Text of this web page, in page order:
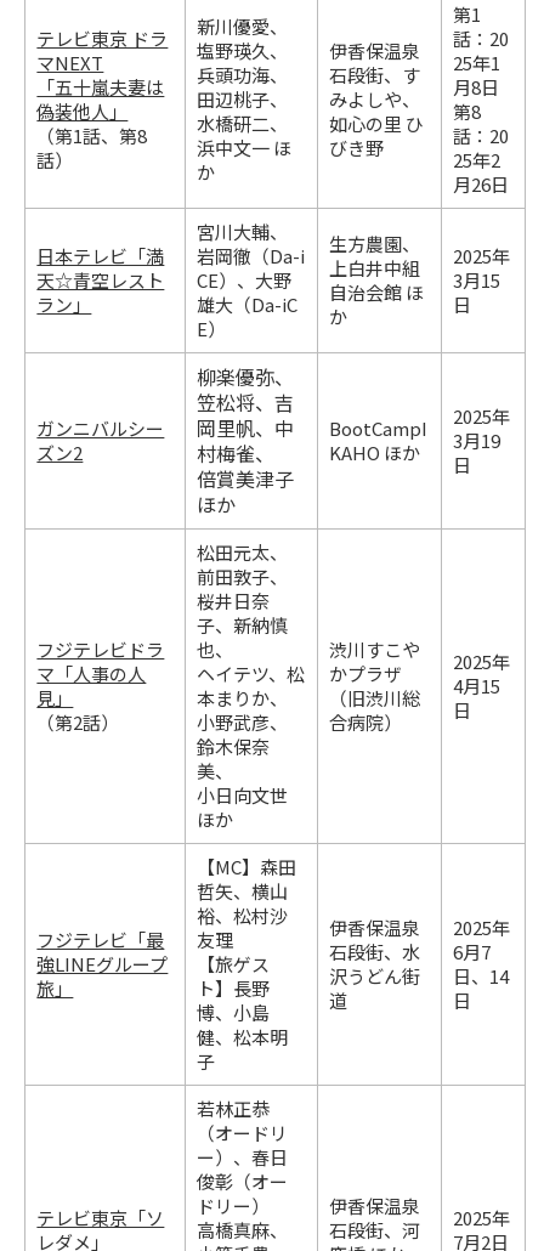
テレビ東京 ドラ
マNEXT
「五十嵐夫妻は
偽装他人」
（第1話、第8
話）
新川優愛、
塩野瑛久、
兵頭功海、
田辺桃子、
水橋研二、
浜中文一 ほ
か
伊香保温泉
石段街、す
みよしや、
如心の里 ひ
びき野
第1
話：20
25年1
月8日
第8
話：20
25年2
月26日
日本テレビ「満
天☆青空レスト
ラン」
宮川大輔、
岩岡徹（Da-i
CE）、大野
雄大（Da-iC
E）
生方農園、
上白井中組
自治会館 ほ
か
2025年
3月15
日
ガンニバルシー
ズン2
柳楽優弥、
笠松将、吉
岡里帆、中
村梅雀、
倍賞美津子
ほか
BootCampI
KAHO ほか
2025年
3月19
日
フジテレビドラ
マ「人事の人
見」
（第2話）
松田元太、
前田敦子、
桜井日奈
子、新納慎
也、
ヘイテツ、松
本まりか、
小野武彦、
鈴木保奈
美、
小日向文世
ほか
渋川すこや
かプラザ
（旧渋川総
合病院）
2025年
4月15
日
フジテレビ「最
強LINEグループ
旅」
【MC】森田
哲矢、横山
裕、松村沙
友理
【旅ゲス
ト】長野
博、小島
健、松本明
子
伊香保温泉
石段街、水
沢うどん街
道
2025年
6月7
日、14
日
テレビ東京「ソ
レダメ」
若林正恭
（オードリ
ー）、春日
俊彰（オー
ドリー）
高橋真麻、
伊香保温泉
石段街、河
2025年
7月2日